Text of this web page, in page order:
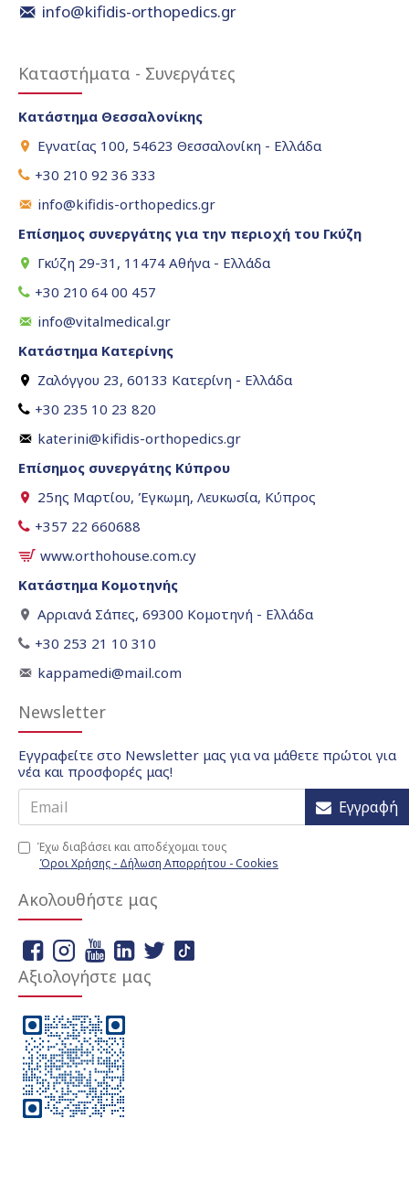
info@kifidis-orthopedics.gr
Καταστήματα - Συνεργάτες
Κατάστημα Θεσσαλονίκης
Εγνατίας 100, 54623 Θεσσαλονίκη - Ελλάδα
+30 210 92 36 333
info@kifidis-orthopedics.gr
Επίσημος συνεργάτης για την περιοχή του Γκύζη
Γκύζη 29-31, 11474 Αθήνα - Ελλάδα
+30 210 64 00 457
info@vitalmedical.gr
Κατάστημα Κατερίνης
Ζαλόγγου 23, 60133 Κατερίνη - Ελλάδα
+30 235 10 23 820
katerini@kifidis-orthopedics.gr
Επίσημος συνεργάτης Κύπρου
25ης Μαρτίου, Έγκωμη, Λευκωσία, Κύπρος
+357 22 660688
www.orthohouse.com.cy
Κατάστημα Κομοτηνής
Αρριανά Σάπες, 69300 Κομοτηνή - Ελλάδα
+30 253 21 10 310
kappamedi@mail.com
Newsletter
Εγγραφείτε στο Newsletter μας για να μάθετε πρώτοι για
νέα και προσφορές μας!
Εγγραφή
Έχω διαβάσει και αποδέχομαι τους
Όροι Χρήσης - Δήλωση Απορρήτου - Cookies
Ακολουθήστε μας
Αξιολογήστε μας